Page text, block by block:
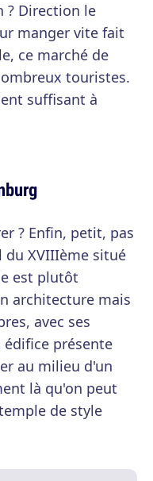
? Direction le
manger vite fait
ce marché de
touristes.
suffisant à
? Enfin, petit, pas
du XVIIIème situé
est plutôt
architecture mais
avec ses
présente
au milieu d'un
là qu'on peut
de style